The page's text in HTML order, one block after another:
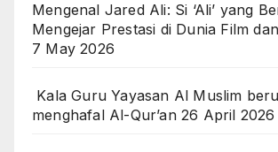
Mengenal Jared Ali: Si ‘Ali’ yang
Mengejar Prestasi di Dunia Film
7 May 2026
Kala Guru Yayasan Al Muslim
menghafal Al-Qur’an 26 April 2026